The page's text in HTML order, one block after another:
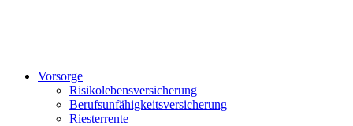
Vorsorge
Risikolebensversicherung
Berufsunfähigkeitsversicherung
Riesterrente